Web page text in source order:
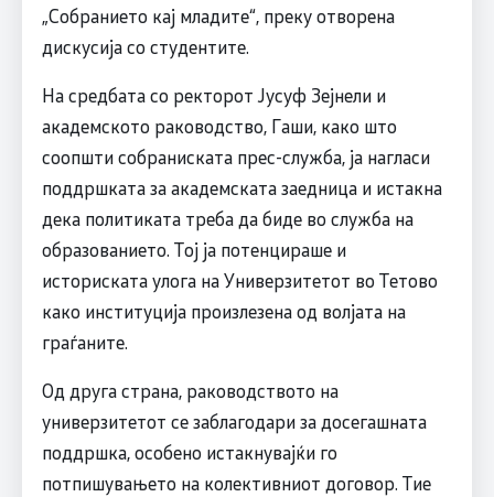
„Собранието кај младите“, преку отворена
дискусија со студентите.
На средбата со ректорот Јусуф Зејнели и
академското раководство, Гаши, како што
соопшти собраниската прес-служба, ја нагласи
поддршката за академската заедница и истакна
дека политиката треба да биде во служба на
образованието. Тој ја потенцираше и
историската улога на Универзитетот во Тетово
како институција произлезена од волјата на
граѓаните.
Од друга страна, раководството на
универзитетот се заблагодари за досегашната
поддршка, особено истакнувајќи го
потпишувањето на колективниот договор. Тие